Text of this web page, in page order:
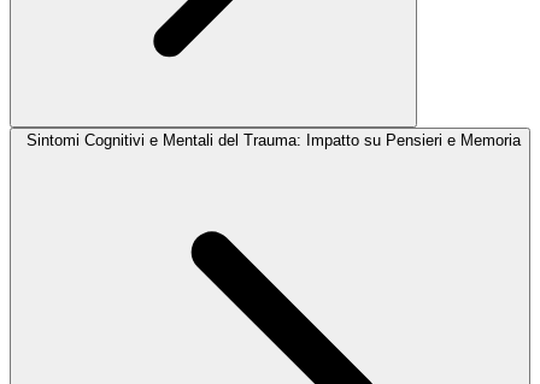
Sintomi Cognitivi e Mentali del Trauma: Impatto su Pensieri e Memoria